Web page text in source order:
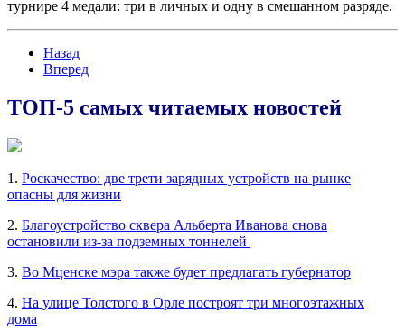
турнире 4 медали: три в личных и одну в смешанном разряде.
Назад
Вперед
ТОП-5 самых читаемых новостей
1. Роскачество: две трети зарядных устройств на рынке
опасны для жизни
2. Благоустройство сквера Альберта Иванова снова
остановили из-за подземных тоннелей
3. Во Мценске мэра также будет предлагать губернатор
4. На улице Толстого в Орле построят три многоэтажных
дома